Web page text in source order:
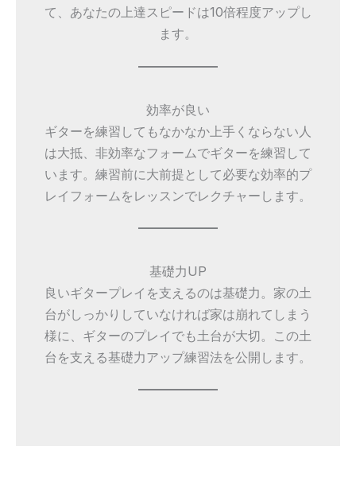
て、あなたの上達スピードは10倍程度アップし
ます。
効率が良い
ギターを練習してもなかなか上手くならない人
は大抵、非効率なフォームでギターを練習して
います。練習前に大前提として必要な効率的プ
レイフォームをレッスンでレクチャーします。
基礎力UP
良いギタープレイを支えるのは基礎力。家の土
台がしっかりしていなければ家は崩れてしまう
様に、ギターのプレイでも土台が大切。この土
台を支える基礎力アップ練習法を公開します。